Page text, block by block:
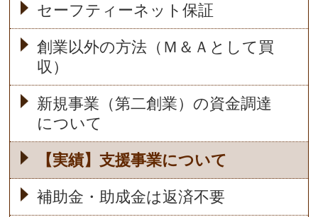
セーフティーネット保証
創業以外の方法（Ｍ＆Ａとして買
収）
新規事業（第二創業）の資金調達
について
【実績】支援事業について
補助金・助成金は返済不要